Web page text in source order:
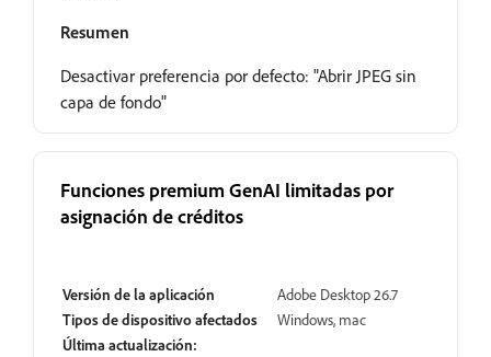
Resumen
Desactivar preferencia por defecto: "Abrir JPEG sin
capa de fondo"
Funciones premium GenAI limitadas por
asignación de créditos
Versión de la aplicación
Adobe Desktop 26.7
Tipos de dispositivo afectados
Windows, mac
Última actualización: